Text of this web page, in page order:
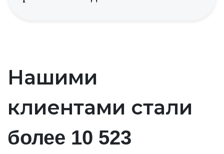
Нашими
клиентами стали
более 10 523